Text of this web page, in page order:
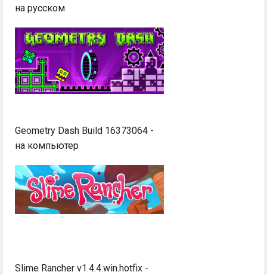
на русском
Geometry Dash Build 16373064 -
на компьютер
Slime Rancher v1.4.4.win.hotfix -